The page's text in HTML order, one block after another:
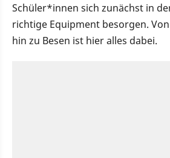
Schüler*innen sich zunächst in
richtige Equipment besorgen.
hin zu Besen ist hier alles dabei.